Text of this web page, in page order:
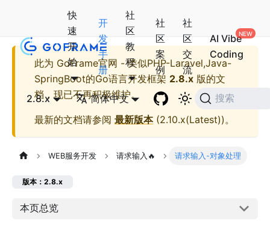
快
速
开
始
开
发
手
册
社
区
教
程
社
区
案
例
社
区
交
流
AI Vibe
Coding
2.8.x 简体中文 搜索
此为 GoFrame官网 - 类似PHP-Laravel,Java-
SpringBoot的Go语言开发框架 2.8.x 版的文
档，现已不再积极维护。
最新的文档请参阅 最新版本(2.10.x(Latest))。
WEB服务开发 请求输入🔥 请求输入-对象处理
版本：2.8.x
本页总览